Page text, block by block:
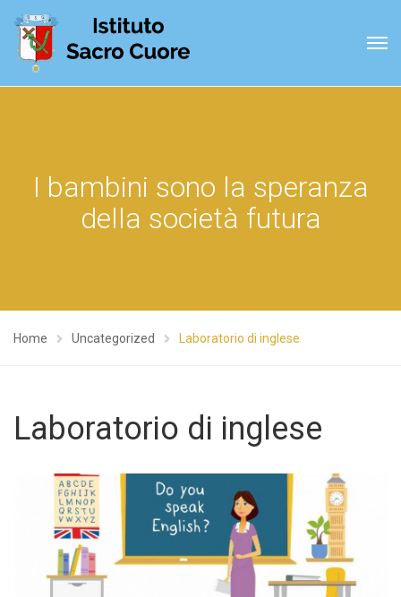
I bambini sono la speranza
della società futura
Home Uncategorized Laboratorio di inglese
Laboratorio di inglese